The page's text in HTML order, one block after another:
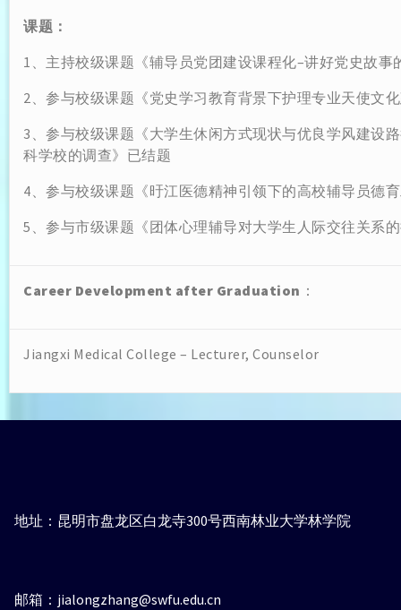
课题：
1、主持校级课题《辅导员党团建设课程化–讲好党史故事
2、参与校级课题《党史学习教育背景下护理专业天使文
3、参与校级课题《大学生休闲方式现状与优良学风建设
科学校的调查》已结题
4、参与校级课题《旴江医德精神引领下的高校辅导员德
5、参与市级课题《团体心理辅导对大学生人际交往关系
Career Development after Graduation ：
Jiangxi Medical College – Lecturer, Counselor
地址：昆明市盘龙区白龙寺300号西南林业大学林学院
邮箱：jialongzhang@swfu.edu.cn